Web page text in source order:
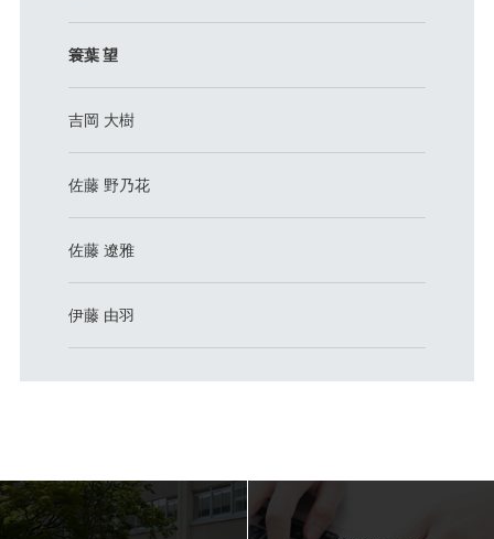
簑葉 望
吉岡 大樹
佐藤 野乃花
佐藤 遼雅
伊藤 由羽